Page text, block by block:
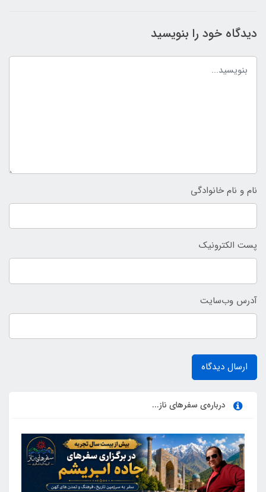
دیدگاه خود را بنویسید
نام و نام خانوادگی
پست الکترونیک
آدرس وب‌سایت
ارسال دیدگاه
درباره‌ی سفرهای ناز...